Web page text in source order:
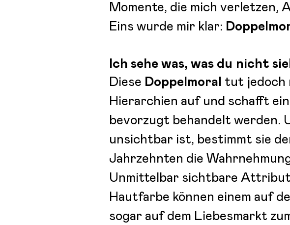
Momente, die mich verletzen,
Eins wurde mir klar:
Ich sehe was, was du nicht
Diese Doppelmoral tut jedoch
Hierarchien auf und schafft
bevorzugt behandelt werden.
unsichtbar ist, bestimmt sie
Jahrzehnten die
Unmittelbar sichtbare
Hautfarbe können einem auf
sogar auf dem Liebesmarkt